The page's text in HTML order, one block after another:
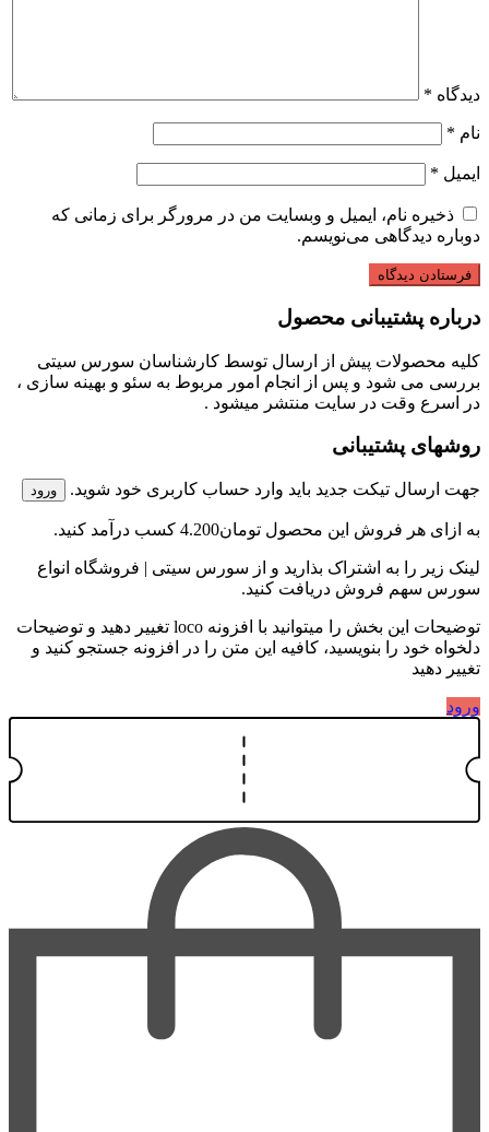
دیدگاه *
نام *
ایمیل *
ذخیره نام، ایمیل و وبسایت من در مرورگر برای زمانی که
دوباره دیدگاهی می‌نویسم.
درباره پشتیبانی محصول
کلیه محصولات پیش از ارسال توسط کارشناسان سورس سیتی
بررسی می شود و پس از انجام امور مربوط به سئو و بهینه سازی ،
در اسرع وقت در سایت منتشر میشود .
روشهای پشتیبانی
جهت ارسال تیکت جدید باید وارد حساب کاربری خود شوید. ورود
به ازای هر فروش این محصول تومان4.200 کسب درآمد کنید.
لینک زیر را به اشتراک بذارید و از سورس سیتی | فروشگاه انواع
سورس سهم فروش دریافت کنید.
توضیحات این بخش را میتوانید با افزونه loco تغییر دهید و توضیحات
دلخواه خود را بنویسید، کافیه این متن را در افزونه جستجو کنید و
تغییر دهید
ورود